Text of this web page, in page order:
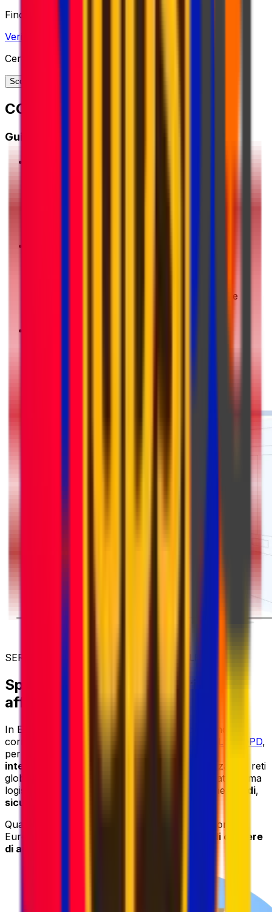
Fino a 70kg
Verifica opzione
Cerchi altre opzioni di spedizione?
Scopri la nostra gamma completa di soluzioni
COME FUNZIONA?
Guida rapida
Scegli la tua opzione di spedizione preferita e
SERVIZI DI CORRIERE INTERNAZIONALE
Spedizioni globali con corrieri
affidabili
In Eurosender collaboriamo con alcuni dei principali
corrieri al mondo, tra cui
GLS DPD,
per offrirti
internazionali affidabili
. Unendo la competenza e le reti
globali di questi corrieri di fiducia alla nostra piattaforma
logistica avanzata, offriamo servizi di spedizione
rapidi,
sicuri
Quando spedisci il tuo pacco negli Stati Uniti con
Eurosender, puoi sempre contare su
servizi di corriere
di alta qualità a prezzi competitivi